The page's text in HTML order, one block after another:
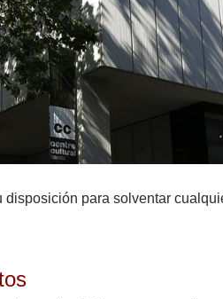
disposición para solventar